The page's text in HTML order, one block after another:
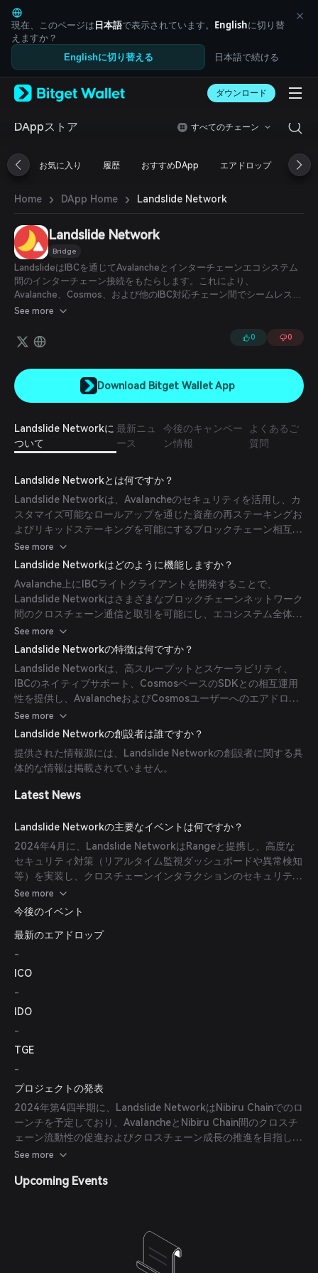
English
日本語
Tiếng Việt
Русский
Español (Latinoamérica)
Italiano
Deutsch
繁體中文
Português (Portugal)
ภาษาไทย
العربية
हिन्दी
বাংলা
Español
Português (Brasil)
Español (Argentina)
現在、このページは日本語で表示されています。 Englishに切り替
えますか？
Englishに切り替える 日本語で続ける
ダウンロード
DAppストア すべてのチェーン
お気に入り 履歴 おすすめDApp エアドロップ DeFi
Home › DApp Home › Landslide Network
Landslide Network
Bridge
LandslideはIBCを通じてAvalancheとインターチェーンエコシステム
間のインターチェーン接続をもたらします。これにより、
Avalanche、Cosmos、および他のIBC対応チェーン間でシームレスな
相互運用性が実現します。さらに、CosmWasmベースのあらゆる
にし、クロスチェーンDeFiの運用、新たなスケーラビリティ、そして
洗練されたユーザー体験の新時代を切り開きます。
See more
0 0
Download Bitget Wallet App
Landslide Networkに
ついて
最新ニュ
ース
今後のキャンペー
ン情報
よくあるご
質問
Landslide Networkとは何ですか？
Landslide Networkは、Avalancheのセキュリティを活用し、カ
スタマイズ可能なロールアップを通じた資産の再ステーキングお
よびリキッドステーキングを可能にするブロックチェーン相互運
用プラットフォームです。Inter-Blockchain
Communication（IBC）接続をサポートし、Celestiaモジュール
とAvalancheサブネット間のシームレスな統合を促進します。
See more
Landslide Networkはどのように機能しますか？
Avalanche上にIBCライトクライアントを開発することで、
Landslide Networkはさまざまなブロックチェーンネットワーク
間のクロスチェーン通信と取引を可能にし、エコシステム全体の
効率性と機能性を向上させています。
See more
Landslide Networkの特徴は何ですか？
Landslide Networkは、高スループットとスケーラビリティ、
IBCのネイティブサポート、CosmosベースのSDKとの相互運用
性を提供し、AvalancheおよびCosmosユーザーへのエアドロッ
プ実施を計画しています。
See more
Landslide Networkの創設者は誰ですか？
提供された情報源には、Landslide Networkの創設者に関する具
体的な情報は掲載されていません。
Latest News
Landslide Networkの主要なイベントは何ですか？
2024年4月に、Landslide NetworkはRangeと提携し、高度な
セキュリティ対策（リアルタイム監視ダッシュボードや異常検知
等）を実装し、クロスチェーンインタラクションのセキュリティ
を強化しました。
See more
今後のイベント
最新のエアドロップ
-
ICO
-
IDO
-
TGE
-
プロジェクトの発表
2024年第4四半期に、Landslide NetworkはNibiru Chainでのロ
ーンチを予定しており、AvalancheとNibiru Chain間のクロスチ
ェーン流動性の促進およびクロスチェーン成長の推進を目指して
います。
See more
Upcoming Events